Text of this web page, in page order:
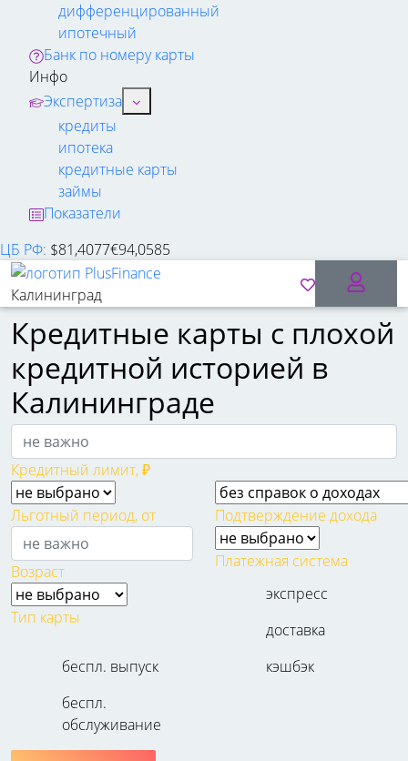
дифференцированный
ипотечный
Банк по номеру карты
Инфо
Экспертиза
кредиты
ипотека
кредитные карты
займы
Показатели
ЦБ РФ: $81,4077€94,0585
Калининград
Кредитные карты с плохой
кредитной историей в
Калининграде
Кредитный лимит, ₽
Льготный период, от Подтверждение дохода
Возраст
Платежная система
Тип карты
экспресс
доставка
беспл. выпуск
беспл.
обслуживание
кэшбэк